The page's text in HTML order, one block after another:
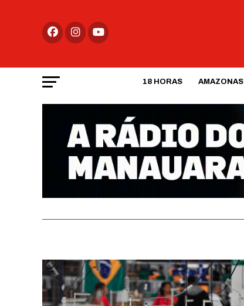
18 HORAS AMAZONAS